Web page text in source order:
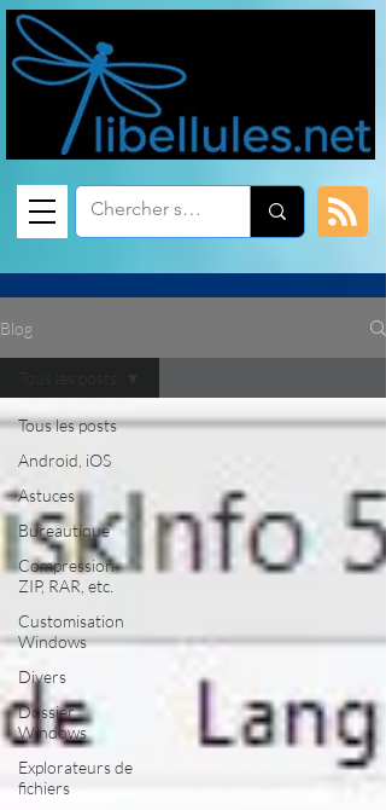
Blog
Tous les posts
Android, iOS
Astuces
Bureautique
Compression
ZIP, RAR, etc.
Customisation
Windows
Divers
Dossier
Windows
Explorateurs de
fichiers